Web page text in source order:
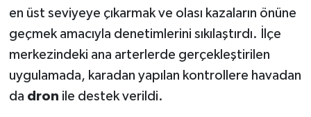
en üst seviyeye çıkarmak ve olası kazaların önüne
geçmek amacıyla denetimlerini sıkılaştırdı. İlçe
merkezindeki ana arterlerde gerçekleştirilen
uygulamada, karadan yapılan kontrollere havadan
da dron ile destek verildi.